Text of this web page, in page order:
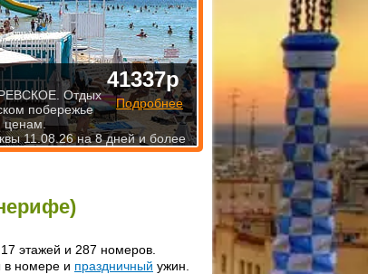
этажей и 287 номеров.
номере и праздничный ужин.
41337р
Подробнее
Отдых
побережье
ценам.
11.08.26 на 8 дней и более